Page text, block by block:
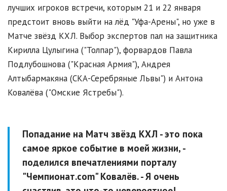
лучших игроков встречи, которым 21 и 22 января
предстоит вновь выйти на лёд "Уфа-Арены", но уже в
Матче звёзд КХЛ. Выбор экспертов пал на защитника
Кирилла Цулыгина ("Толпар"), форвардов Павла
Подлубошнова ("Красная Армия"), Андрея
Алтыбармакяна (СКА-Серебряные Львы") и Антона
Ковалёва ("Омские Ястребы").
Попадание на Матч звёзд КХЛ - это пока
самое яркое событие в моей жизни, -
поделился впечатлениями порталу
"Чемпионат.com" Ковалёв. - Я очень